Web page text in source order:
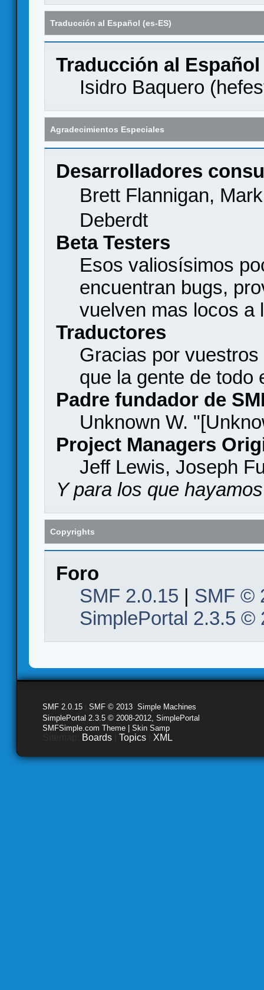
Traducción al Español (es-ES)
Traducción al Español
Isidro Baquero (
Agradecimientos Especiales
Desarrolladores
Brett Flannigan,
Deberdt
Beta Testers
Esos valiosísimos
encuentran bugs,
vuelven mas locos a
Traductores
Gracias por
que la gente de todo
Padre fundador de
Unknown W.
Project Managers
Jeff Lewis, Joseph
Y para los que
Copyrights
Foro
SMF 2.0.15 | SMF ©
SimplePortal 2.3.5 ©
SMF 2.0.15 SMF © 2013 Simple Machines
SimplePortal 2.3.5 © 2008-2012, SimplePortal
SMFSimple.com Theme | Skin Samp
Boards Topics XML